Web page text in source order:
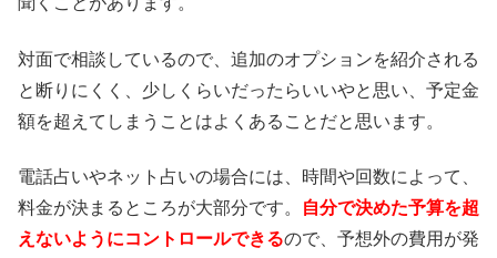
対面で相談しているので、追加のオプションを紹介される
と断りにくく、少しくらいだったらいいやと思い、予定金
額を超えてしまうことはよくあることだと思います。
電話占いやネット占いの場合には、時間や回数によって、
料金が決まるところが大部分です。
自分で決めた予算を超
えないようにコントロールできるので、予想外の費用が発